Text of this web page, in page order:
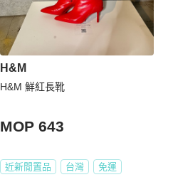
H&M
H&M 鮮紅長靴
MOP 643
近新閒置品 台灣 免運